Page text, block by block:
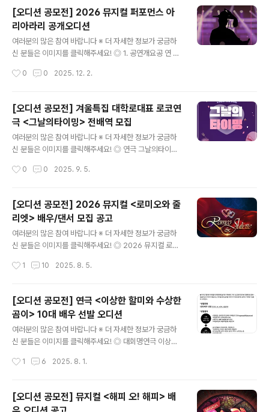
트입니다. (재)화성시문화관광재단과 함께 꿈의 무대를 만
들어갈 역량있는 시민 여러분의 많은 관심과 참여 바랍니
다. ◎ 지원 자격○ 만19세~39세의 화성시 거주 또는 화
성시 기반 활동자 중 음악(뮤지컬)에 재능있는 자※ 화성시
거주자, 화성시 소재 학교(대학(원) 포함) 재학생 및 졸업
소재 예술단체 소속원, 또는 최근 3년 이내 화성시 관내에
[오디션 공모전] 2026 뮤지컬 퍼포먼스 아
리아라리 공개오디션
여러분의 많은 참여 바랍니다 ※ 더 자세한 정보가 궁금하
신 분들은 이미지를 클릭해주세요! ◎ 1. 공연개요공 연 명
터(강원특별자치도 정선군 정선읍 애산로51)일 정[연습]
연] 정선 5일장 상설공연 : 2026. 4. 2.(목) ~ 11. 27.(금)
(매월 2, 7, 12, 17, 22, 27일 / 월 5회 및 특별공연) 토요
일이 장날인 경우에는 다른 공연으로 대체됨※ 서울 및 타
지방 공연 예정(변동가능)※ 정선아리랑 글로벌 프로젝트의
일환으로 필요에 따라 해외 공연 발생 가능※ 자세한 일정
아리랑문화재단주요제작진※ ..
0 0 2025. 12. 2.
[오디션 공모전] 겨울특집 대학로대표 로코연
극 <그날의타이밍> 전배역 모집
여러분의 많은 참여 바랍니다 ※ 더 자세한 정보가 궁금하
신 분들은 이미지를 클릭해주세요! ◎ 연극 그날의타이밍
집 ◎ 접수방법- 메일주소 Theater_woo@naver.com
근 ◎ 지원조건2003년 ~ 1990년 주2회 연습 참여 가능
한 자 ◎ 오디션 방법- 1차 서류접수- 2차 대면 오디션 ◎
연습일정- 연습기간 9월 중순 ~- 공연페이 회당 2 ~ 5 만
(경력별 상이 협의) ◎ 문 의컴퍼니우 (인스타DM) 많은 분
습니다. ※ 내용이 더 궁금하시다면, 참가신청 알..
0 0 2025. 9. 5.
[오디션 공모전] 2026 뮤지컬 <로미오와 줄
리엣> 배우/댄서 모집 공고
여러분의 많은 참여 바랍니다 ※ 더 자세한 정보가 궁금하
신 분들은 이미지를 클릭해주세요! ◎ 2026 뮤지컬 로미
다.뮤지컬 로미오와 줄리엣> 에서 배우를 모집합니다.함께
다. ◎ 공연장소한전아트센터 ◎ 공연기간2026년 3월 2
0일 ~ 5월31일 (약 70회차 예정) ◎ 연습 및 리허설 기간
2026년 1월 2일 ~ 3월 19일 예정 ◎ 모집배역남녀 주조
연 배역과 앙상블 전체 ◎ 응시자격노래, 연기, 안무 능력
을 갖춘 배우 및 연습 및 공연 전 기간 참여 가능한 자 ◎ 일
격..
1 10 2025. 8. 5.
[오디션 공모전] 연극 <이상한 할미와 수상한
곰이> 10대 배우 선발 오디션
여러분의 많은 참여 바랍니다 ※ 더 자세한 정보가 궁금하
신 분들은 이미지를 클릭해주세요! ◎ 대회명연극 이상한
장르: 연극러닝타임: 100분추진시기: 2026년 7-8월(안)
별무관 ◎ 접수기간2025.7.15(화) ~ 8.11(월) ◎ 1차 서
1 6 2025. 8. 1.
[오디션 공모전] 뮤지컬 <해피 오! 해피> 배